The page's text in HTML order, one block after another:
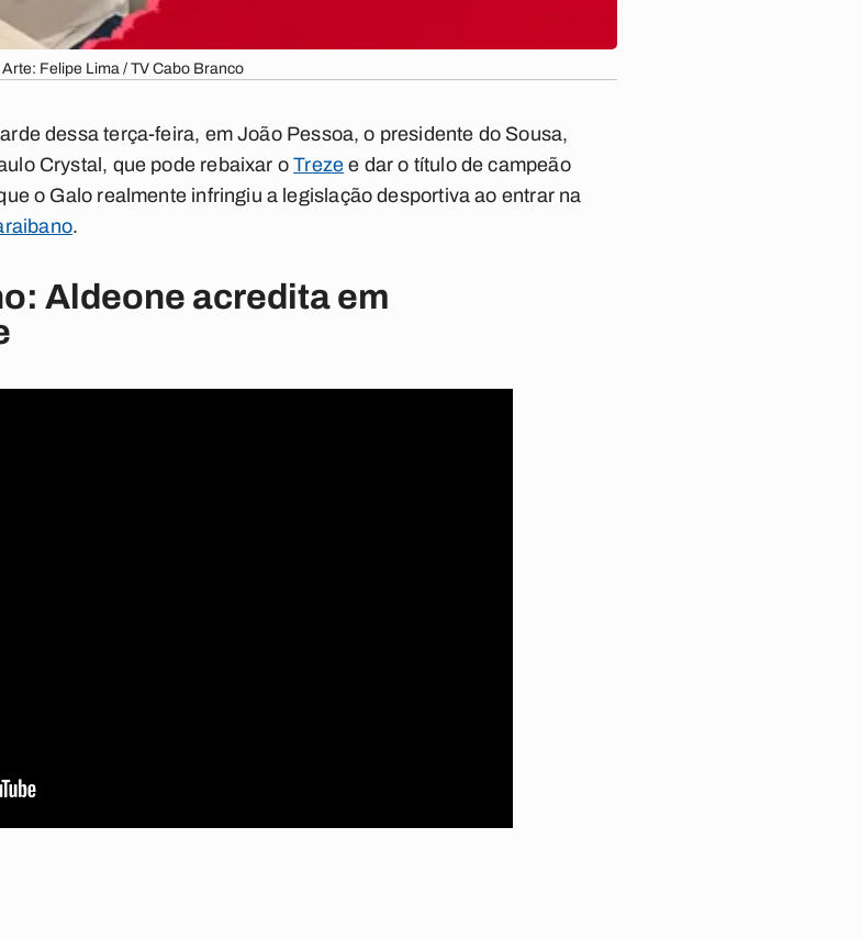
Arte: Felipe Lima / TV Cabo Branco
dessa terça-feira, em João Pessoa, o presidente do Sousa,
Crystal, que pode rebaixar oTreze e dar o título de campeão
o Galo realmente infringiu a legislação desportiva ao entrar na
.
Aldeone acredita em